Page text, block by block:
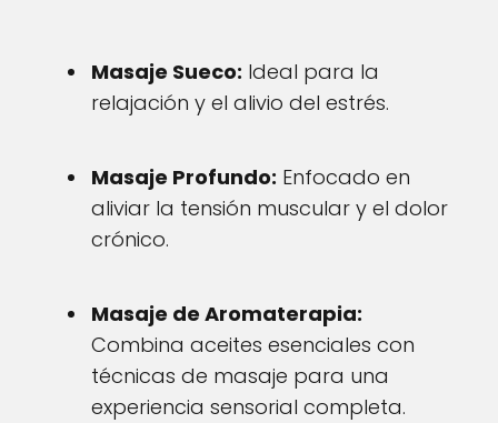
Masaje Sueco: Ideal para la
relajación y el alivio del estrés.
Masaje Profundo: Enfocado en
aliviar la tensión muscular y el dolor
crónico.
Masaje de Aromaterapia:
Combina aceites esenciales con
técnicas de masaje para una
experiencia sensorial completa.